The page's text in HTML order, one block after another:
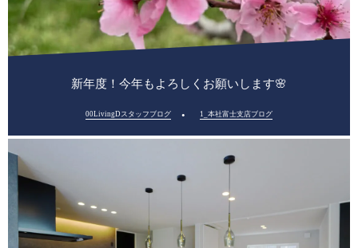
新年度！今年もよろしくお願いします🌸
00LivingDスタッフブログ 1_本社富士支店ブログ